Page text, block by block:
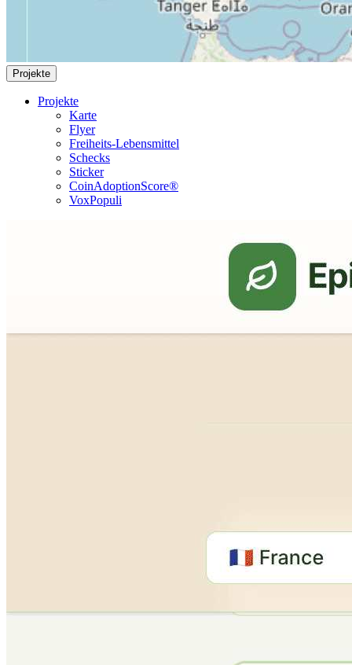
Projekte
Projekte
Karte
Flyer
Freiheits-Lebensmittel
Schecks
Sticker
CoinAdoptionScore®
VoxPopuli